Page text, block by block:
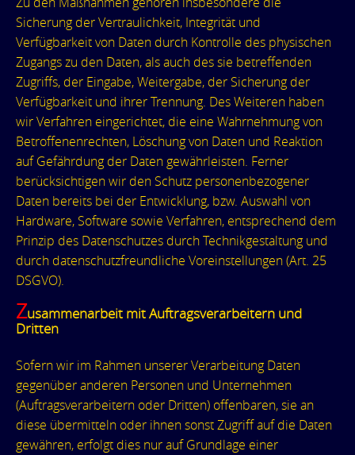
Sicherung der Vertraulichkeit, Integrität und
Verfügbarkeit von Daten durch Kontrolle des physischen
Zugangs zu den Daten, als auch des sie betreffenden
Zugriffs, der Eingabe, Weitergabe, der Sicherung der
Verfügbarkeit und ihrer Trennung. Des Weiteren haben
wir Verfahren eingerichtet, die eine Wahrnehmung von
Betroffenenrechten, Löschung von Daten und Reaktion
auf Gefährdung der Daten gewährleisten. Ferner
berücksichtigen wir den Schutz personenbezogener
Daten bereits bei der Entwicklung, bzw. Auswahl von
Hardware, Software sowie Verfahren, entsprechend dem
Prinzip des Datenschutzes durch Technikgestaltung und
durch datenschutzfreundliche Voreinstellungen (Art. 25
DSGVO).
Zusammenarbeit mit Auftragsverarbeitern und
Dritten
Sofern wir im Rahmen unserer Verarbeitung Daten
gegenüber anderen Personen und Unternehmen
(Auftragsverarbeitern oder Dritten) offenbaren, sie an
diese übermitteln oder ihnen sonst Zugriff auf die Daten
gewähren, erfolgt dies nur auf Grundlage einer